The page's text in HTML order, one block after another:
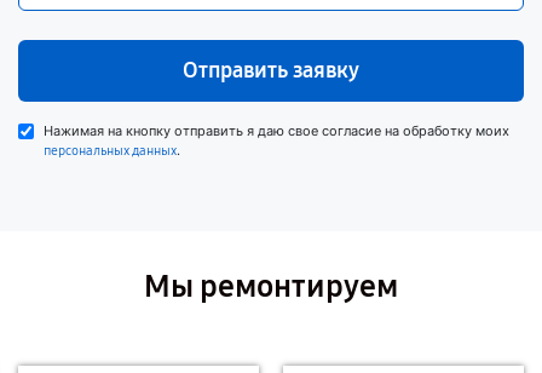
Отправить заявку
Нажимая на кнопку отправить я даю свое согласие на обработку моих
персональных данных.
Мы ремонтируем